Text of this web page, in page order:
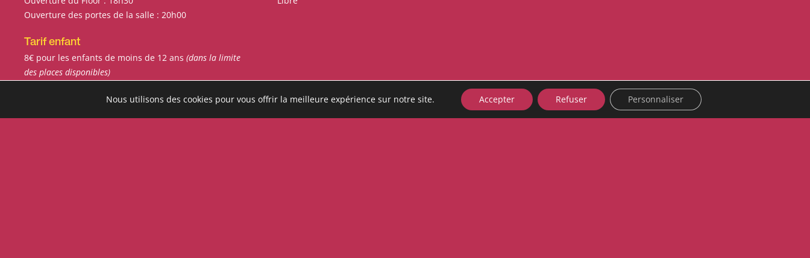
Ouverture des portes de la salle : 20h00
Tarif enfant
8€ pour les enfants de moins de 12 ans (dans la limite
des places disponibles)
Nous utilisons des cookies pour vous offrir la meilleure expérience sur notre site. Accepter Refuser Personnaliser